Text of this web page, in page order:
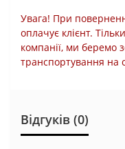
Увага! При
оплачує клієнт.
компанії, ми беремо
транспортування на
Відгуків (0)